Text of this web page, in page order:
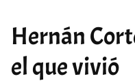
Hernán
el que vivió